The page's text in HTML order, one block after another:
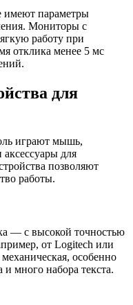
имеют параметры
Мониторы с
работу при
отклика менее 5 мс
для
играют мышь,
для
позволяют
работы.
— с высокой точностью
от Logitech или
особенно
и много набора текста.